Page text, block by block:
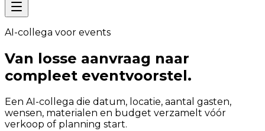
AI-collega voor events
Van losse aanvraag naar
compleet eventvoorstel.
Een AI-collega die datum, locatie, aantal gasten,
wensen, materialen en budget verzamelt vóór
verkoop of planning start.